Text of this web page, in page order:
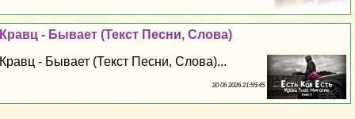
Кравц - Бывает (Текст Песни, Слова)
Кравц - Бывает (Текст Песни, Слова)...
20 06 2026 21:55:45